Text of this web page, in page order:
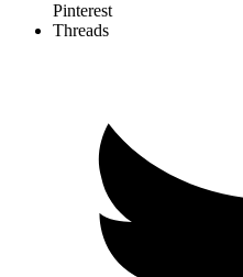
Pinterest
Threads